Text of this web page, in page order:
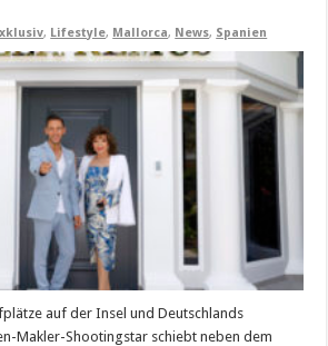
, Lifestyle, Mallorca, News, Spanien
auf der Insel und Deutschlands
Makler-Shootingstar schiebt neben dem